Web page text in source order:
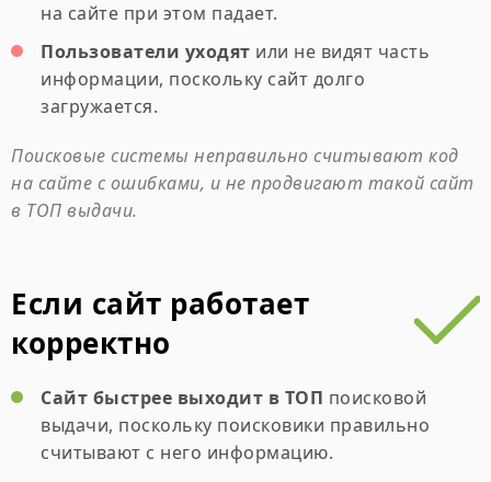
на сайте при этом падает.
Пользователи уходят или не видят часть
информации, поскольку сайт долго
загружается.
Поисковые системы неправильно считывают код
на сайте с ошибками, и не продвигают такой сайт
в ТОП выдачи.
Если сайт работает
корректно
Сайт быстрее выходит в ТОП поисковой
выдачи, поскольку поисковики правильно
считывают с него информацию.